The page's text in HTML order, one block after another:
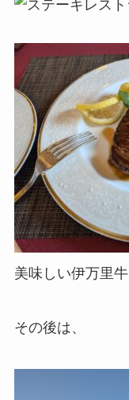
（画
美味しい伊万里
その後は、